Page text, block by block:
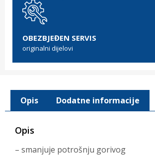
OBEZBJEĐEN SERVIS
originalni dijelovi
Opis Dodatne informacije
Opis
– smanjuje potrošnju gorivog